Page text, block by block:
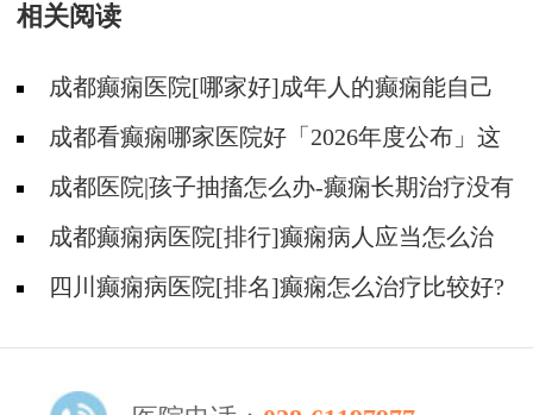
相关阅读
成都癫痫医院[哪家好]成年人的癫痫能自己
恢复吗?
成都看癫痫哪家医院好「2026年度公布」这
些行为能有效减少癫痫带来的智力损伤
成都医院|孩子抽搐怎么办-癫痫长期治疗没有
效果怎么办?
成都癫痫病医院[排行]癫痫病人应当怎么治
疗? 四川癫痫病医院[排名]癫痫怎么治疗比较好?